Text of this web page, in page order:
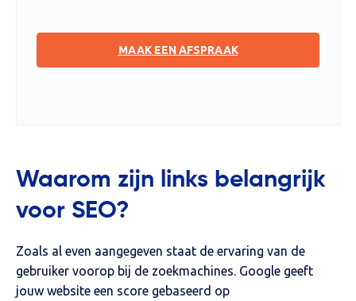
MAAK EEN AFSPRAAK
Waarom zijn links belangrijk
voor SEO?
Zoals al even aangegeven staat de ervaring van de
gebruiker voorop bij de zoekmachines. Google geeft
jouw website een score gebaseerd op